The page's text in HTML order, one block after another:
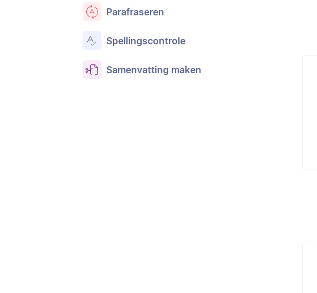
Parafraseren
Spellingscontrole
Samenvatting maken